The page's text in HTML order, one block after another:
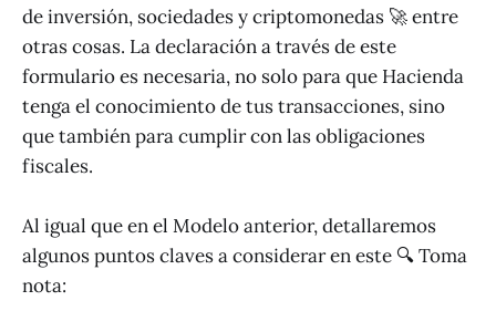
de inversión, sociedades y criptomonedas 🚀 entre
otras cosas. La declaración a través de este
formulario es necesaria, no solo para que Hacienda
tenga el conocimiento de tus transacciones, sino
que también para cumplir con las obligaciones
fiscales.
Al igual que en el Modelo anterior, detallaremos
algunos puntos claves a considerar en este 🔍 Toma
nota: